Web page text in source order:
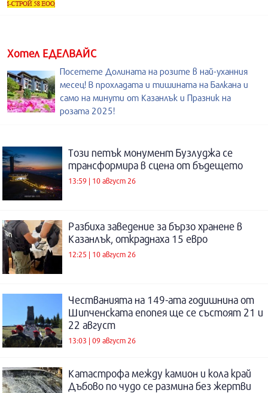
Хотел ЕДЕЛВАЙС
Посетете Долината на розите в най-уханния
месец! В прохладата и тишината на Балкана и
само на минути от Казанлък и Празник на
розата 2025!
Този петък монумент Бузлуджа се
трансформира в сцена от бъдещето
13:59 | 10 август 26
Разбиха заведение за бързо хранене в
Казанлък, откраднаха 15 евро
12:25 | 10 август 26
Честванията на 149-ата годишнина от
Шипченската епопея ще се състоят 21 и
22 август
13:03 | 09 август 26
Катастрофа между камион и кола край
Дъбово по чудо се размина без жертви